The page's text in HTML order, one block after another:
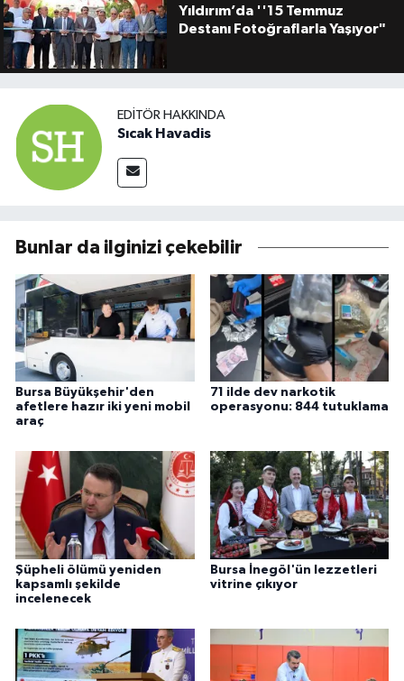
Yıldırım’da ''15 Temmuz
Destanı Fotoğraflarla Yaşıyor"
EDITÖR HAKKINDA
Sıcak Havadis
Bunlar da ilginizi çekebilir
Bursa Büyükşehir'den
afetlere hazır iki yeni mobil
araç
71 ilde dev narkotik
operasyonu: 844 tutuklama
Şüpheli ölümü yeniden
kapsamlı şekilde
incelenecek
Bursa İnegöl'ün lezzetleri
vitrine çıkıyor